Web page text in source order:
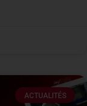
ACTUALITÉS